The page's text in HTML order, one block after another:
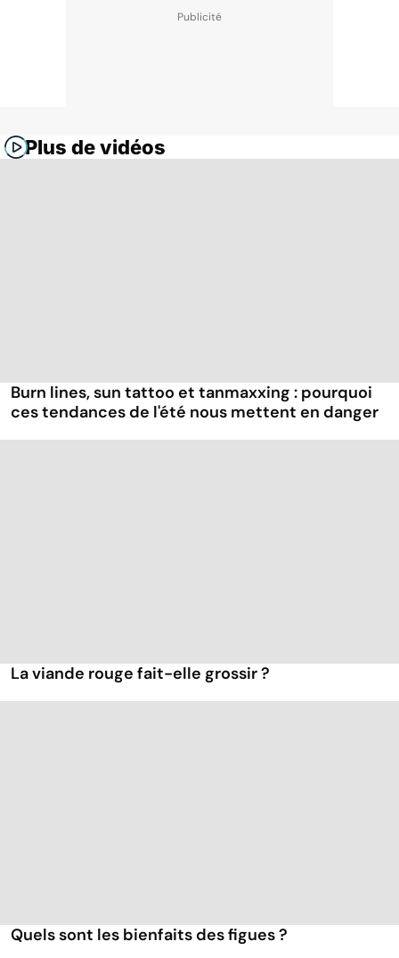
Plus de vidéos
Burn lines, sun tattoo et tanmaxxing : pourquoi
ces tendances de l'été nous mettent en danger
La viande rouge fait-elle grossir ?
Quels sont les bienfaits des figues ?